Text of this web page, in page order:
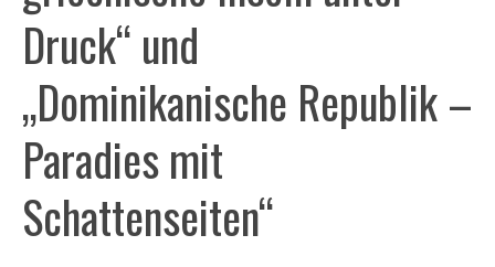
Druck“ und
„Dominikanische Republik –
Paradies mit
Schattenseiten“